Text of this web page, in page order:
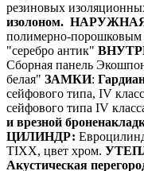
резиновых
изолоном.
полимерно-
"серебро антик"
Сборная панель
белая" ЗАМКИ:
сейфового типа, IV
сейфового типа IV
и врезной
ЦИЛИНДР:
TIXX, цвет хром.
Акустическая